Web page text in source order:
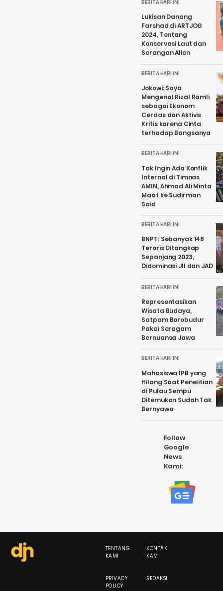
BERITA HARI INI
Lukisan Danang
Farshad di ARTJOG
2024, Tentang
Konservasi Laut dan
Serangan Alien
BERITA HARI INI
Jokowi: Saya
Mengenal Rizal Ramli
sebagai Ekonom
Cerdas dan Aktivis
Kritis karena Cinta
terhadap Bangsanya
BERITA HARI INI
Tak Ingin Ada Konflik
Internal di Timnas
AMIN, Ahmad Ali Minta
Maaf ke Sudirman
Said
BERITA HARI INI
BNPT: Sebanyak 148
Teroris Ditangkap
Sepanjang 2023,
Didominasi JII dan JAD
BERITA HARI INI
Representasikan
Wisata Budaya,
Satpam Borobudur
Pakai Seragam
Bernuansa Jawa
BERITA HARI INI
Mahasiswa IPB yang
Hilang Saat Penelitian
di Pulau Sempu
Ditemukan Sudah Tak
Bernyawa
Follow
Google
News
Kami:
TENTANG
KAMI
KONTAK
KAMI
PRIVACY
POLICY
REDAKSI